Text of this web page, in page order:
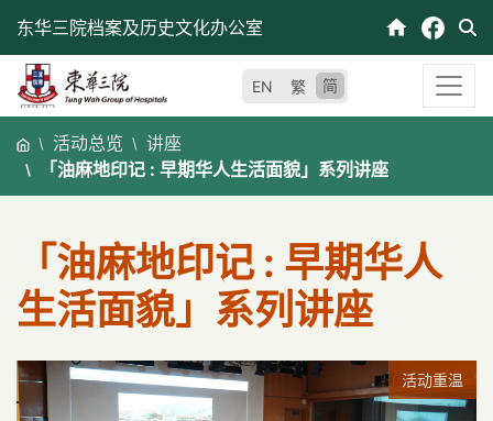
东华三院档案及历史文化办公室
EN 繁 简
活动总览
讲座
「油麻地印记 : 早期华人生活面貌」系列讲座
「油麻地印记 : 早期华人
生活面貌」系列讲座
活动重温